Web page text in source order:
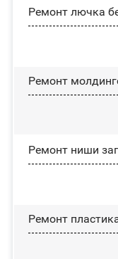
Ремонт лючка
Ремонт
Ремонт ниши
Ремонт